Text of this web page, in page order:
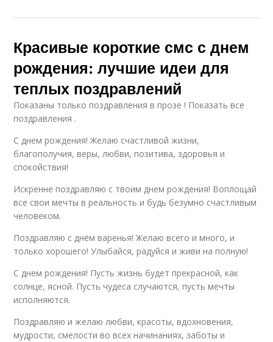
Красивые короткие смс с днем
рождения: лучшие идеи для
теплых поздравлений
Показаны только поздравления в прозе ! Показать все
поздравления .
С днем рождения! Желаю счастливой жизни,
благополучия, веры, любви, позитива, здоровья и
спокойствия!
Искренне поздравляю с твоим днем рождения! Воплощай
все свои мечты в реальность и будь безумно счастливым
человеком.
Поздравляю с днём варенья! Желаю всего и много, и
только хорошего! Улыбайся, радуйся и живи на полную!
С днем рождения! Пусть жизнь будет прекрасной, как
солнце, ясной. Пусть чудеса случаются, пусть мечты
исполняются.
Поздравляю и желаю любви, красоты, вдохновения,
мудрости, смелости во всех начинаниях, заботы и